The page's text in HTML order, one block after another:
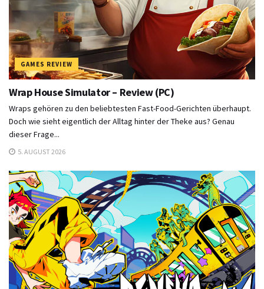
GAMES REVIEW
Wrap House Simulator – Review (PC)
Wraps gehören zu den beliebtesten Fast-Food-Gerichten überhaupt.
Doch wie sieht eigentlich der Alltag hinter der Theke aus? Genau
dieser Frage...
5. AUGUST 2026